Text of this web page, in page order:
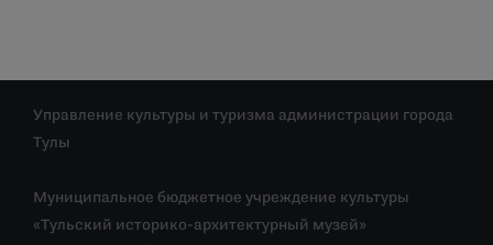
Управление культуры и туризма администрации города
Тулы
Муниципальное бюджетное учреждение культуры
«Тульский историко-архитектурный музей»